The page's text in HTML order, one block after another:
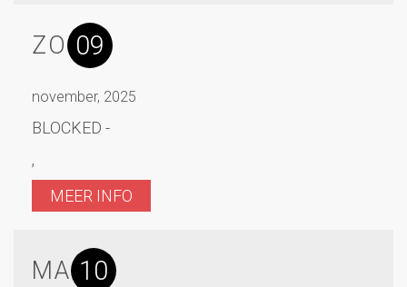
ZO 09
november, 2025
BLOCKED -
,
MEER INFO
MA 10